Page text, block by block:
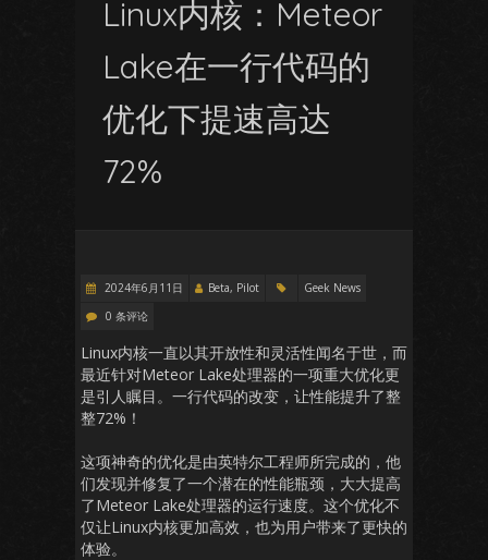
Linux内核：Meteor
Lake在一行代码的
优化下提速高达
72%
2024年6月11日 Beta, Pilot
Geek News
0 条评论
Linux内核一直以其开放性和灵活性闻名于世，而
最近针对Meteor Lake处理器的一项重大优化更
是引人瞩目。一行代码的改变，让性能提升了整
整72%！
这项神奇的优化是由英特尔工程师所完成的，他
们发现并修复了一个潜在的性能瓶颈，大大提高
了Meteor Lake处理器的运行速度。这个优化不
仅让Linux内核更加高效，也为用户带来了更快的
体验。